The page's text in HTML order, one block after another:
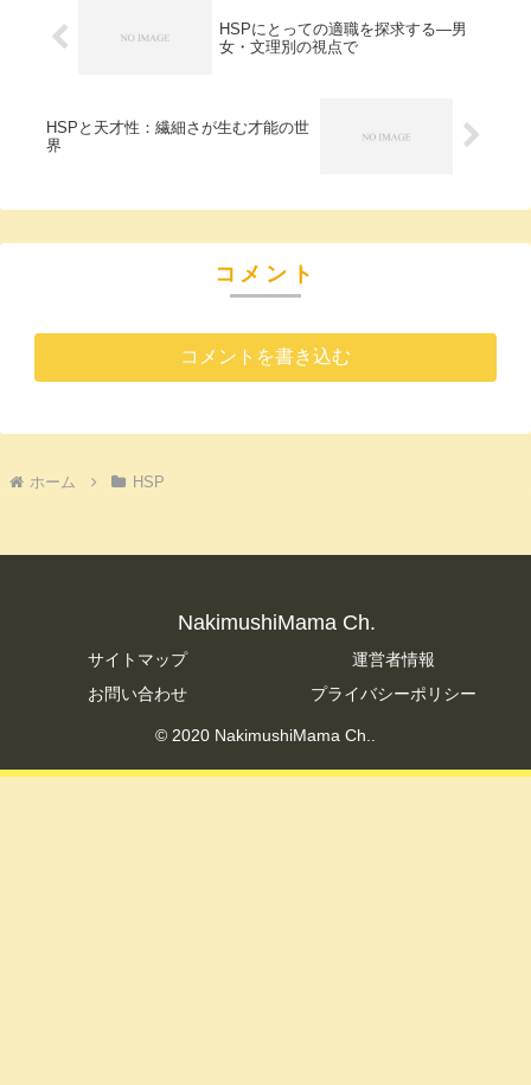
HSPにとっての適職を探求する―男
女・文理別の視点で
HSPと天才性：繊細さが生む才能の世
界
コメント
コメントを書き込む
ホーム HSP
NakimushiMama Ch.
サイトマップ
運営者情報
お問い合わせ
プライバシーポリシー
© 2020 NakimushiMama Ch..